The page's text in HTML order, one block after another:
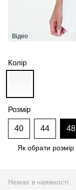
Відео
Колір
Розмір
40 44 48
Як обрати розмір
Немає в наявності